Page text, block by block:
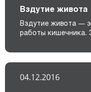
Вздутие живота
Вздутие живота —
работы кишечника.
04.12.2016